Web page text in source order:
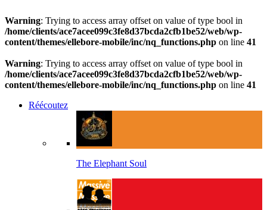
Warning: Trying to access array offset on value of type bool in
/home/clients/ace7acee099c3fe8d37bcda2cfb1be52/web/wp-
content/themes/ellebore-mobile/inc/nq_functions.php on line 41
Warning: Trying to access array offset on value of type bool in
/home/clients/ace7acee099c3fe8d37bcda2cfb1be52/web/wp-
content/themes/ellebore-mobile/inc/nq_functions.php on line 41
Réécoutez
The Elephant Soul